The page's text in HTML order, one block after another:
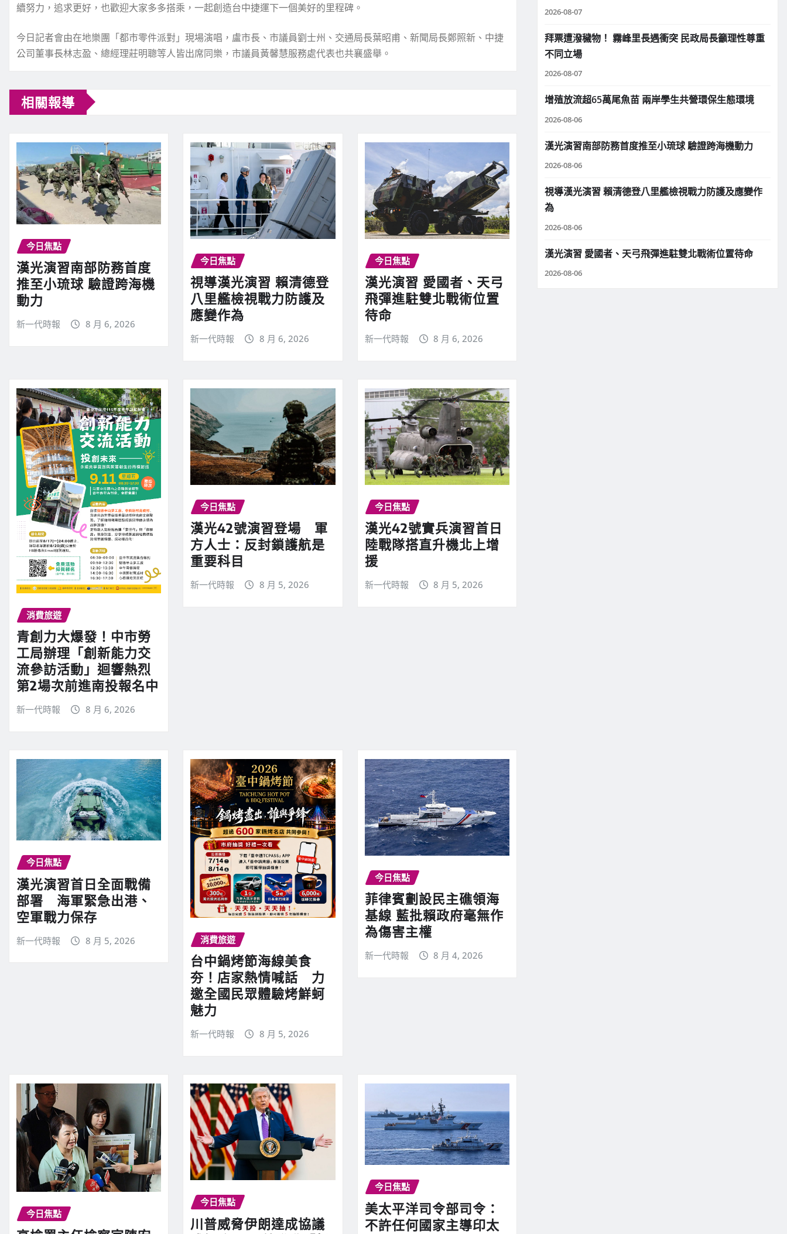
續努力，追求更好，也歡迎大家多多搭乘，一起創造台中捷運下一個美好的里程碑。
今日記者會由在地樂團「都市零件派對」現場演唱，盧市長、市議員劉士州、交通局長葉昭甫、新聞局長鄭照新、中捷
公司董事長林志盈、總經理莊明聰等人皆出席同樂，市議員黃馨慧服務處代表也共襄盛舉。
相關報導
今日焦點
漢光演習南部防務首度
推至小琉球 驗證跨海機
動力
新一代時報 8 月 6, 2026
今日焦點
視導漢光演習 賴清德登
八里艦檢視戰力防護及
應變作為
新一代時報 8 月 6, 2026
今日焦點
漢光演習 愛國者、天弓
飛彈進駐雙北戰術位置
待命
新一代時報 8 月 6, 2026
消費旅遊
青創力大爆發！中市勞
工局辦理「創新能力交
流參訪活動」迴響熱烈
第2場次前進南投報名中
新一代時報 8 月 6, 2026
今日焦點
漢光42號演習登場 軍
方人士：反封鎖護航是
重要科目
新一代時報 8 月 5, 2026
今日焦點
漢光42號實兵演習首日
陸戰隊搭直升機北上增
援
新一代時報 8 月 5, 2026
今日焦點
漢光演習首日全面戰備
部署 海軍緊急出港、
空軍戰力保存
新一代時報 8 月 5, 2026 消費旅遊
台中鍋烤節海線美食
夯！店家熱情喊話 力
邀全國民眾體驗烤鮮蚵
魅力
新一代時報 8 月 5, 2026
今日焦點
菲律賓劃設民主礁領海
基線 藍批賴政府毫無作
為傷害主權
新一代時報 8 月 4, 2026
今日焦點
今日焦點
川普威脅伊朗達成協議
今日焦點
美太平洋司令部司令：
不許任何國家主導印太
2026-08-07
拜票遭潑穢物！ 霧峰里長遇衝突 民政局長籲理性尊重
不同立場
2026-08-07
增殖放流超65萬尾魚苗 兩岸學生共營環保生態環境
2026-08-06
漢光演習南部防務首度推至小琉球 驗證跨海機動力
2026-08-06
視導漢光演習 賴清德登八里艦檢視戰力防護及應變作
為
2026-08-06
漢光演習 愛國者、天弓飛彈進駐雙北戰術位置待命
2026-08-06